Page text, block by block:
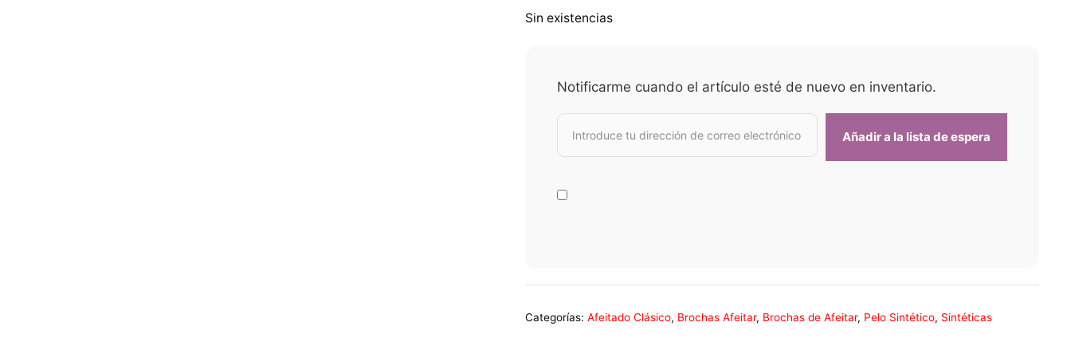
Sin existencias
Notificarme cuando el artículo esté de nuevo en inventario.
Categorías:Afeitado Clásico, Brochas Afeitar, Brochas de Afeitar, Pelo Sintético, Sintéticas